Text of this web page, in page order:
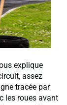
explique
assez
tracée par
les roues avant